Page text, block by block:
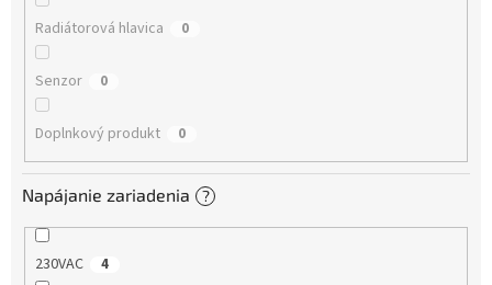
Radiátorová hlavica 0
Senzor 0
Doplnkový produkt 0
Napájanie zariadenia ?
230VAC 4